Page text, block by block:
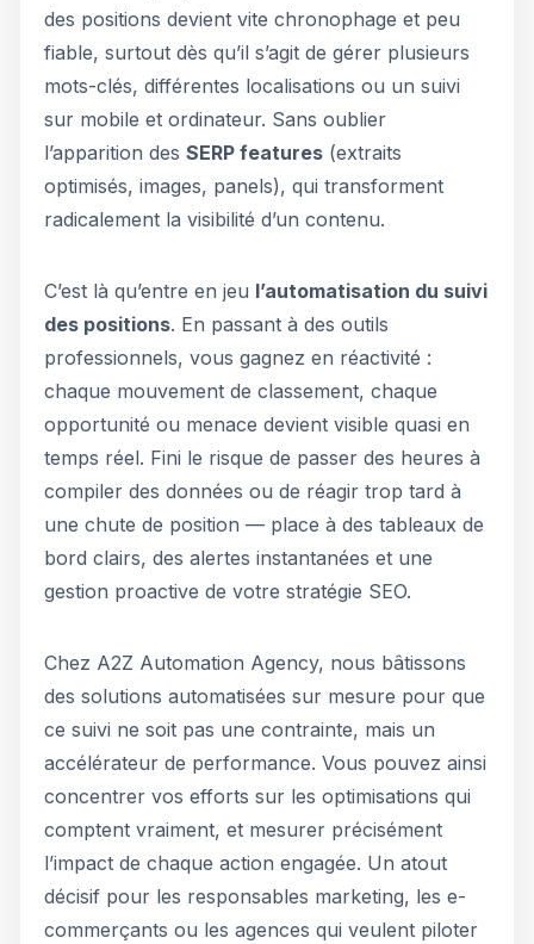
des positions devient vite chronophage et peu
fiable, surtout dès qu’il s’agit de gérer plusieurs
mots-clés, différentes localisations ou un suivi
sur mobile et ordinateur. Sans oublier
l’apparition des SERP features (extraits
optimisés, images, panels), qui transforment
radicalement la visibilité d’un contenu.
C’est là qu’entre en jeu l’automatisation du suivi
des positions. En passant à des outils
professionnels, vous gagnez en réactivité :
chaque mouvement de classement, chaque
opportunité ou menace devient visible quasi en
temps réel. Fini le risque de passer des heures à
compiler des données ou de réagir trop tard à
une chute de position — place à des tableaux de
bord clairs, des alertes instantanées et une
gestion proactive de votre stratégie SEO.
Chez A2Z Automation Agency, nous bâtissons
des solutions automatisées sur mesure pour que
ce suivi ne soit pas une contrainte, mais un
accélérateur de performance. Vous pouvez ainsi
concentrer vos efforts sur les optimisations qui
comptent vraiment, et mesurer précisément
l’impact de chaque action engagée. Un atout
décisif pour les responsables marketing, les e-
commerçants ou les agences qui veulent piloter